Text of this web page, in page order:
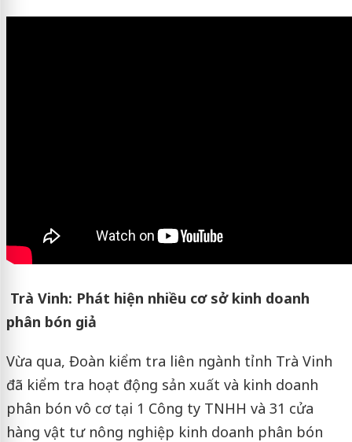
Trà Vinh: Phát hiện nhiều cơ sở kinh doanh
phân bón giả
Vừa qua, Đoàn kiểm tra liên ngành tỉnh Trà Vinh
đã kiểm tra hoạt động sản xuất và kinh doanh
phân bón vô cơ tại 1 Công ty TNHH và 31 cửa
hàng vật tư nông nghiệp kinh doanh phân bón